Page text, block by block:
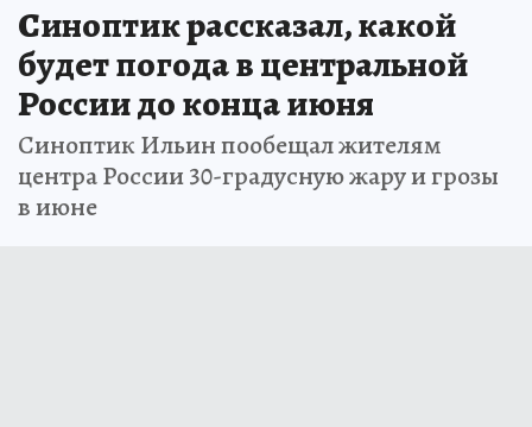
Синоптик рассказал, какой
будет погода в центральной
России до конца июня
Синоптик Ильин пообещал жителям
центра России 30-градусную жару и грозы
в июне